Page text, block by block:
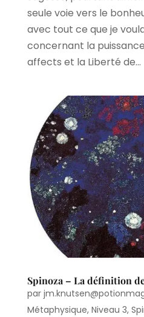
seule voie vers le
avec tout ce que je
concernant la
affects et la Liberté de...
Spinoza – La définition
par
Métaphysique, Niveau 3,